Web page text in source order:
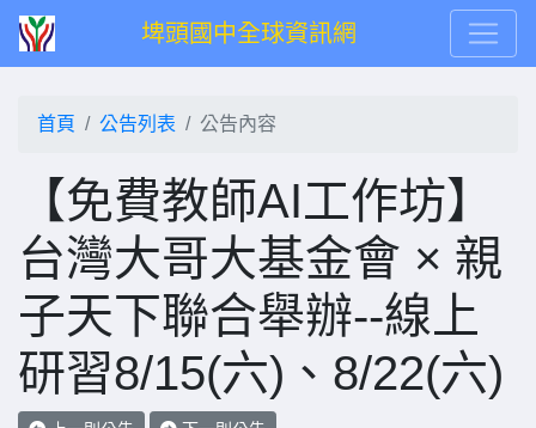
埤頭國中全球資訊網
首頁 公告列表 公告內容
【免費教師AI工作坊】
台灣大哥大基金會 × 親
子天下聯合舉辦--線上
研習8/15(六)、8/22(六)